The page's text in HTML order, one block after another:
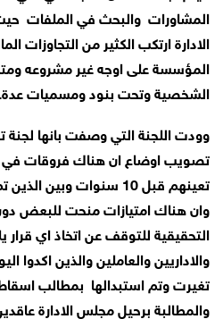
المشاورات والبحث في الملفات
الادارة ارتكب الكثير من التجاوزات
المؤسسة على اوجه غير مشروعه
الشخصية وتحت بنود ومسميات عدة.
وودت اللجنة التي وصفت بانها
تصويب اوضاع ان هناك فروقات في
وان هناك امتيازات منحت للبعض
التحقيقية للتوقف عن اتخاذ اي
والاداريين والعاملين والذين اكدوا
تغيرت وتم استبدالها بمطالب اسقاط
والمطالبة برحيل مجلس الادارة